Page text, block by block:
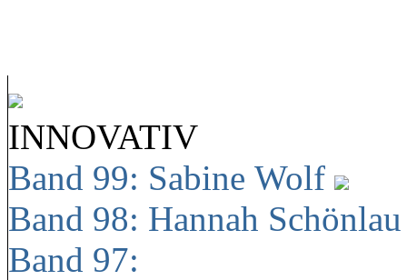
INNOVATIV
Band 99: Sabine Wolf
Band 98: Hannah
Band 97: